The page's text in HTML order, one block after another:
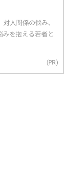
人関係の悩み、
みを抱える若者と
(PR)